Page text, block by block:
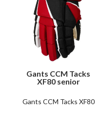
Gants CCM Tacks
XF80 senior
Gants CCM Tacks XF80